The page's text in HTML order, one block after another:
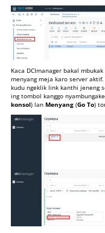
Kaca DCImanager bakal
menyang meja karo server
kudu ngeklik link kanthi jeneng
ing tombol kanggo
konsol) lan Menyang (Go To)